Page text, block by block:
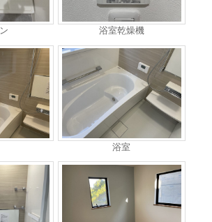
浴室乾燥機
浴室